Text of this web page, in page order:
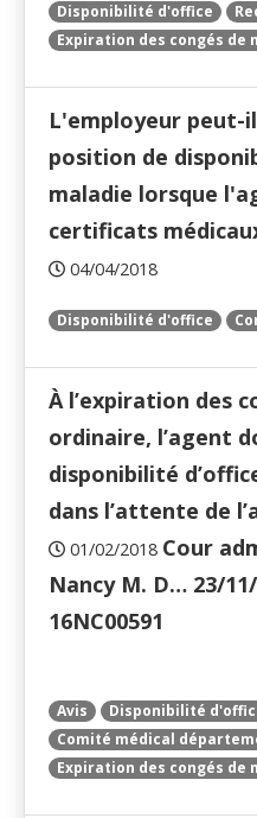
Disponibilité d'office
Expiration des congés de
L'employeur peut-
position de
maladie lorsque
certificats
04/04/2018
Disponibilité d'office
À l’expiration des
ordinaire, l’agent
disponibilité
dans l’attente de
01/02/2018 Cour
Nancy M. D… 23/
16NC00591
Avis
Disponibilité
Comité médical
Expiration des congés de